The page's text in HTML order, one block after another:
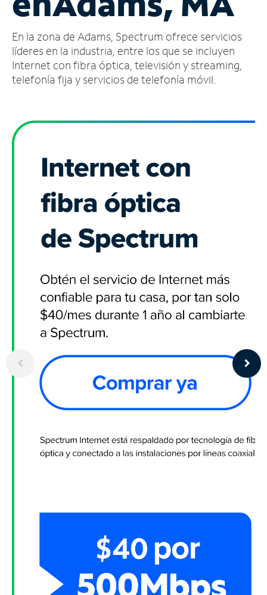
cuenta
Encuentra
una
tienda
En la zona de Adams, Spectrum ofrece servicios
líderes en la industria, entre los que se incluyen
Internet con fibra óptica, televisión y streaming,
telefonía fija y servicios de telefonía móvil.